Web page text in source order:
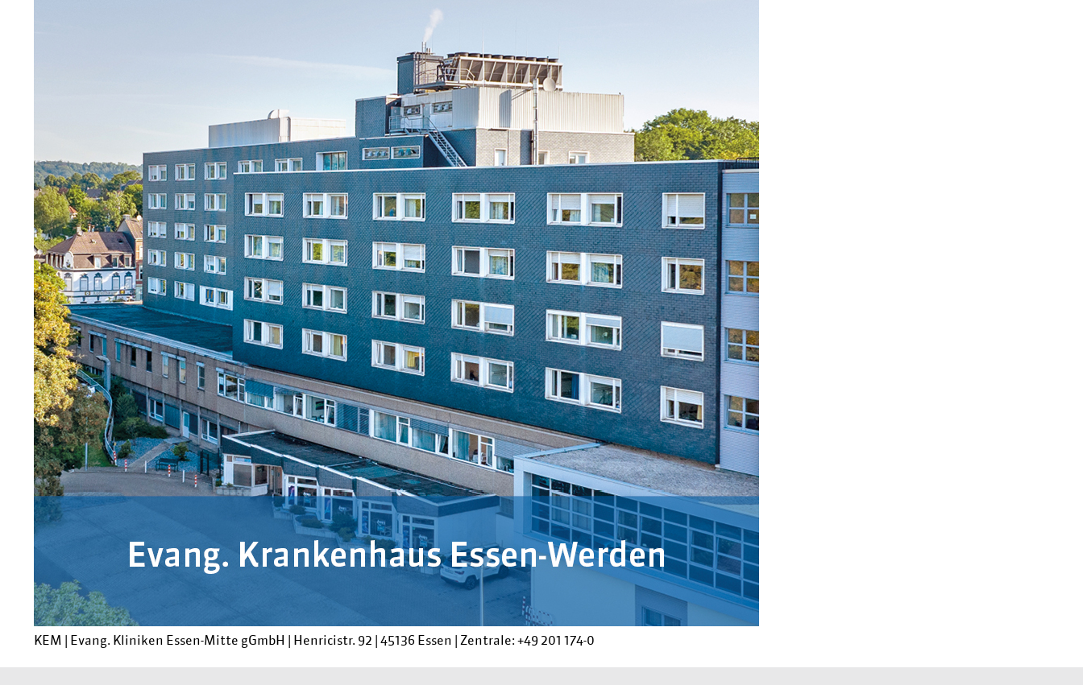
KEM | Evang. Kliniken Essen-Mitte gGmbH | Henricistr. 92 | 45136 Essen | Zentrale: +49 201 174-0